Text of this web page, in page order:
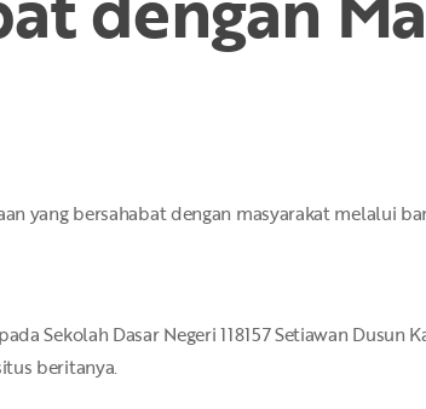
yang bersahabat dengan masyarakat melalui
Sekolah Dasar Negeri 118157 Setiawan Dusun
beritanya.